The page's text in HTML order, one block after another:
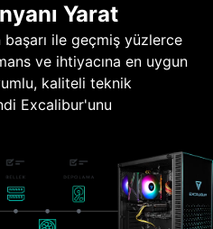
Yarat
ile geçmiş yüzlerce
ve ihtiyacına en uygun
kaliteli teknik
Excalibur'unu